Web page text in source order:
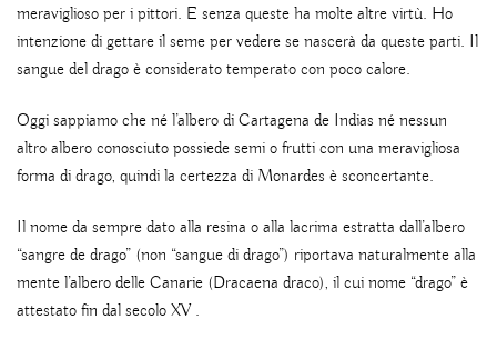
meraviglioso per i pittori. E senza queste ha molte altre virtù. Ho
intenzione di gettare il seme per vedere se nascerà da queste parti. Il
sangue del drago è considerato temperato con poco calore.
Oggi sappiamo che né l’albero di Cartagena de Indias né nessun
altro albero conosciuto possiede semi o frutti con una meravigliosa
forma di drago, quindi la certezza di Monardes è sconcertante.
Il nome da sempre dato alla resina o alla lacrima estratta dall’albero
“sangre de drago” (non “sangue di drago”) riportava naturalmente alla
mente l’albero delle Canarie (Dracaena draco), il cui nome “drago” è
attestato fin dal secolo XV .